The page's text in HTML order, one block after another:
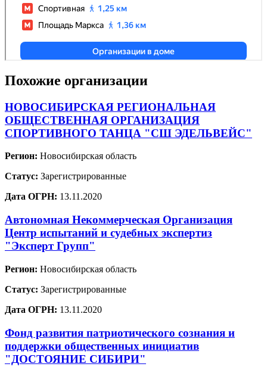
Похожие организации
НОВОСИБИРСКАЯ РЕГИОНАЛЬНАЯ
ОБЩЕСТВЕННАЯ ОРГАНИЗАЦИЯ
СПОРТИВНОГО ТАНЦА "СШ ЭДЕЛЬВЕЙС"
Регион: Новосибирская область
Статус: Зарегистрированные
Дата ОГРН: 13.11.2020
Автономная Некоммерческая Организация
Центр испытаний и судебных экспертиз
"Эксперт Групп"
Регион: Новосибирская область
Статус: Зарегистрированные
Дата ОГРН: 13.11.2020
Фонд развития патриотического сознания и
поддержки общественных инициатив
"ДОСТОЯНИЕ СИБИРИ"